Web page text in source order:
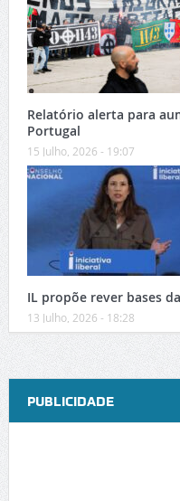
Relatório alerta para
Portugal
15 Julho, 2026 - 19:07
IL propõe rever bases
13 Julho, 2026 - 18:28
PUBLICIDADE